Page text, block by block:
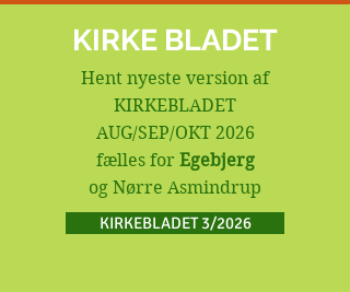
KIRKE BLADET
Hent nyeste version af
KIRKEBLADET
AUG/SEP/OKT 2026
fælles for Egebjerg
og Nørre Asmindrup
KIRKEBLADET 3/2026